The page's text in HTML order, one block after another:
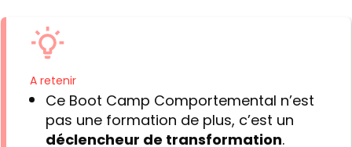
A retenir
Ce Boot Camp Comportemental n’est
pas une formation de plus, c’est un
déclencheur de transformation.